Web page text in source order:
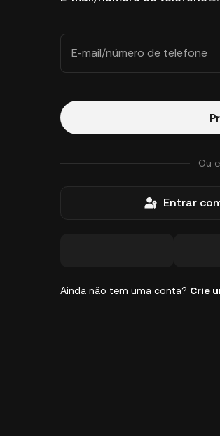
E-mail/número de telefone
Ou
Entrar
Ainda não tem uma conta? Crie